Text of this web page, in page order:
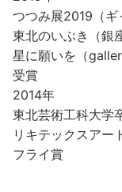
つつみ展2019（ギ
東北のいぶき（銀
星に願いを（
受賞
2014年
東北芸術工科大
リキテックスア
フライ賞